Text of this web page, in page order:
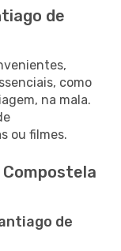
de
como
na mala.
ou filmes.
de